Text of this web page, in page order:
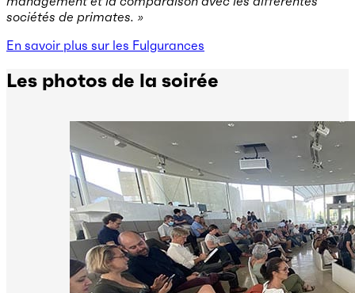
sociétés de primates. »
En savoir plus sur les Fulgurances
Les photos de la soirée